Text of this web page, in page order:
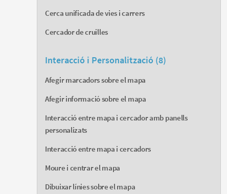
Cerca unificada de vies i carrers
Cercador de cruilles
Interacció i Personalització (8)
Afegir marcadors sobre el mapa
Afegir informació sobre el mapa
Interacció entre mapa i cercador amb panells
personalizats
Interacció entre mapa i cercadors
Moure i centrar el mapa
Dibuixar línies sobre el mapa